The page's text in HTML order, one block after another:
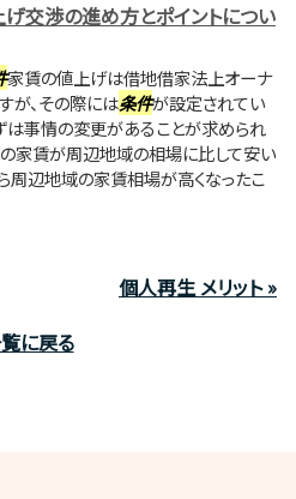
げ交渉の進め方とポイントについ
家賃の値上げは借地借家法上オーナ
が、その際には条件が設定されてい
は事情の変更があることが求められ
の家賃が周辺地域の相場に比して安い
周辺地域の家賃相場が高くなったこ
個人再生 メリット »
に戻る